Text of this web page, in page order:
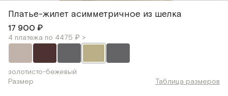
Платье-жилет асимметричное из шелка
17 900 ₽
4 платежа по 4475 ₽ >
золотисто-бежевый
Размер
Таблица размеров